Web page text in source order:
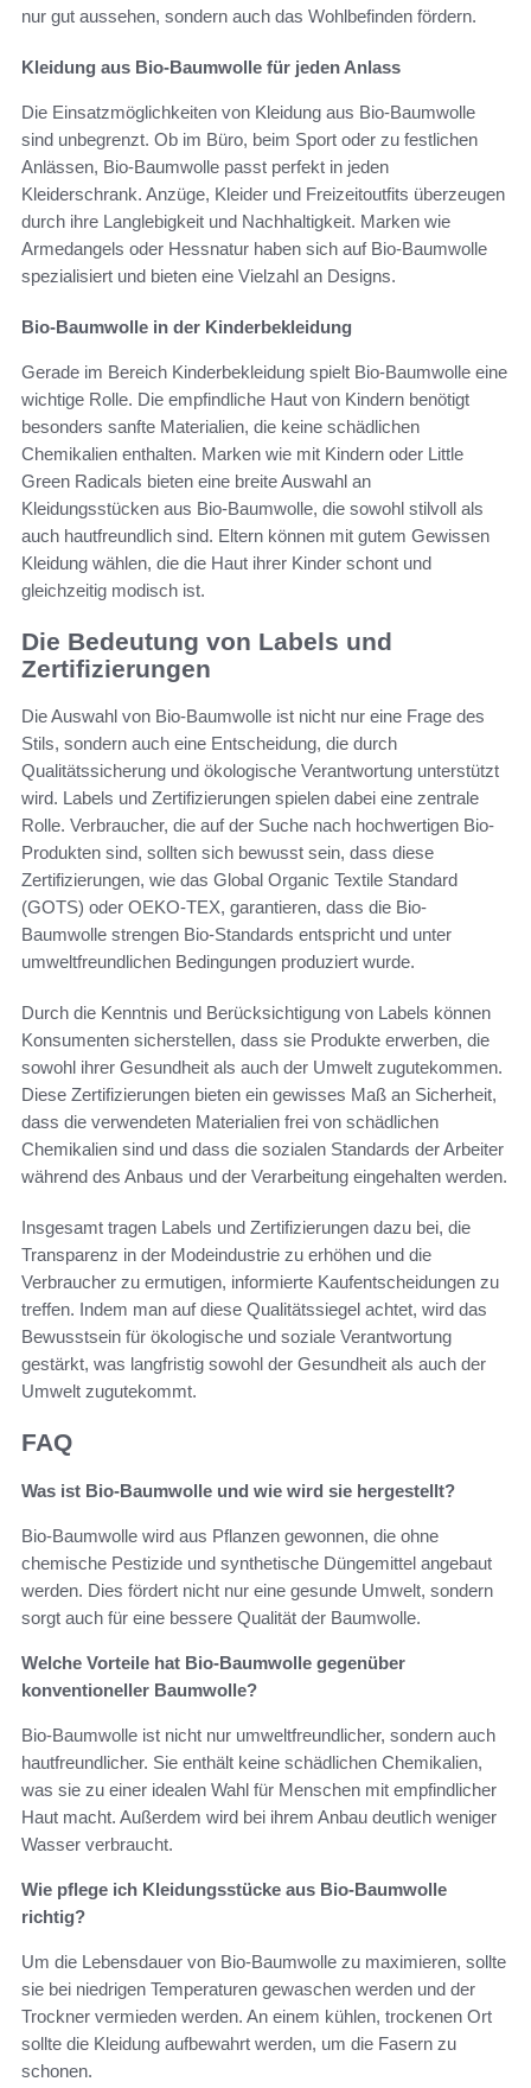
nur gut aussehen, sondern auch das Wohlbefinden fördern.
Kleidung aus Bio-Baumwolle für jeden Anlass
Die Einsatzmöglichkeiten von Kleidung aus Bio-Baumwolle
sind unbegrenzt. Ob im Büro, beim Sport oder zu festlichen
Anlässen, Bio-Baumwolle passt perfekt in jeden
Kleiderschrank. Anzüge, Kleider und Freizeitoutfits überzeugen
durch ihre Langlebigkeit und Nachhaltigkeit. Marken wie
Armedangels oder Hessnatur haben sich auf Bio-Baumwolle
spezialisiert und bieten eine Vielzahl an Designs.
Bio-Baumwolle in der Kinderbekleidung
Gerade im Bereich Kinderbekleidung spielt Bio-Baumwolle eine
wichtige Rolle. Die empfindliche Haut von Kindern benötigt
besonders sanfte Materialien, die keine schädlichen
Chemikalien enthalten. Marken wie mit Kindern oder Little
Green Radicals bieten eine breite Auswahl an
Kleidungsstücken aus Bio-Baumwolle, die sowohl stilvoll als
auch hautfreundlich sind. Eltern können mit gutem Gewissen
Kleidung wählen, die die Haut ihrer Kinder schont und
gleichzeitig modisch ist.
Die Bedeutung von Labels und
Zertifizierungen
Die Auswahl von Bio-Baumwolle ist nicht nur eine Frage des
Stils, sondern auch eine Entscheidung, die durch
Qualitätssicherung und ökologische Verantwortung unterstützt
wird. Labels und Zertifizierungen spielen dabei eine zentrale
Rolle. Verbraucher, die auf der Suche nach hochwertigen Bio-
Produkten sind, sollten sich bewusst sein, dass diese
Zertifizierungen, wie das Global Organic Textile Standard
(GOTS) oder OEKO-TEX, garantieren, dass die Bio-
Baumwolle strengen Bio-Standards entspricht und unter
umweltfreundlichen Bedingungen produziert wurde.
Durch die Kenntnis und Berücksichtigung von Labels können
Konsumenten sicherstellen, dass sie Produkte erwerben, die
sowohl ihrer Gesundheit als auch der Umwelt zugutekommen.
Diese Zertifizierungen bieten ein gewisses Maß an Sicherheit,
dass die verwendeten Materialien frei von schädlichen
Chemikalien sind und dass die sozialen Standards der Arbeiter
während des Anbaus und der Verarbeitung eingehalten werden.
Insgesamt tragen Labels und Zertifizierungen dazu bei, die
Transparenz in der Modeindustrie zu erhöhen und die
Verbraucher zu ermutigen, informierte Kaufentscheidungen zu
treffen. Indem man auf diese Qualitätssiegel achtet, wird das
Bewusstsein für ökologische und soziale Verantwortung
gestärkt, was langfristig sowohl der Gesundheit als auch der
Umwelt zugutekommt.
FAQ
Was ist Bio-Baumwolle und wie wird sie hergestellt?
Bio-Baumwolle wird aus Pflanzen gewonnen, die ohne
chemische Pestizide und synthetische Düngemittel angebaut
werden. Dies fördert nicht nur eine gesunde Umwelt, sondern
sorgt auch für eine bessere Qualität der Baumwolle.
Welche Vorteile hat Bio-Baumwolle gegenüber
konventioneller Baumwolle?
Bio-Baumwolle ist nicht nur umweltfreundlicher, sondern auch
hautfreundlicher. Sie enthält keine schädlichen Chemikalien,
was sie zu einer idealen Wahl für Menschen mit empfindlicher
Haut macht. Außerdem wird bei ihrem Anbau deutlich weniger
Wasser verbraucht.
Wie pflege ich Kleidungsstücke aus Bio-Baumwolle
richtig?
Um die Lebensdauer von Bio-Baumwolle zu maximieren, sollte
sie bei niedrigen Temperaturen gewaschen werden und der
Trockner vermieden werden. An einem kühlen, trockenen Ort
sollte die Kleidung aufbewahrt werden, um die Fasern zu
schonen.